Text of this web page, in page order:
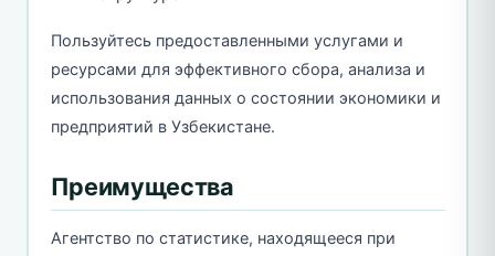
Пользуйтесь предоставленными услугами и
ресурсами для эффективного сбора, анализа и
использования данных о состоянии экономики и
предприятий в Узбекистане.
Преимущества
Агентство по статистике, находящееся при